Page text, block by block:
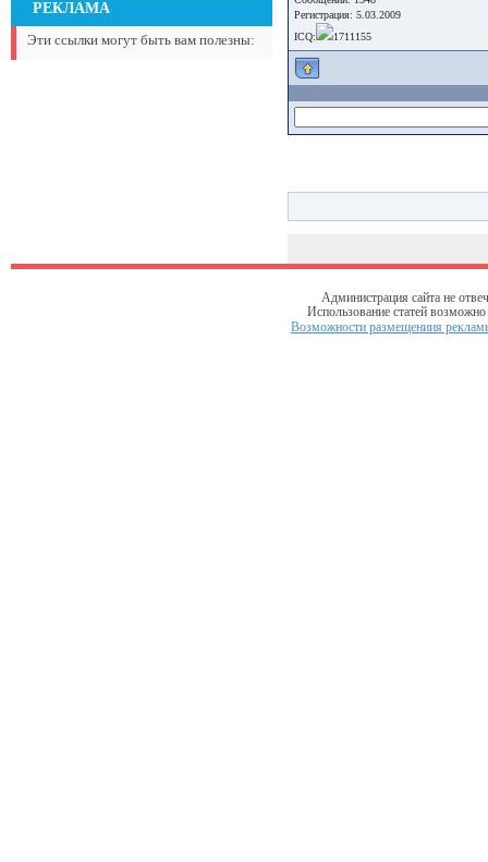
РЕКЛАМА
Эти ссылки могут быть вам полезны:
Регистрация: 5.03.2009
ICQ:
1711155
Администрация сайта не
Использование статей
Возможности размещениия